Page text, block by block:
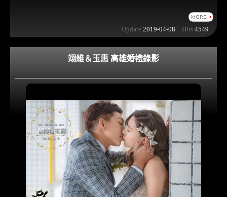
Update 2019-04-08 Hits 4549
翊維＆玉惠 高雄婚禮錄影